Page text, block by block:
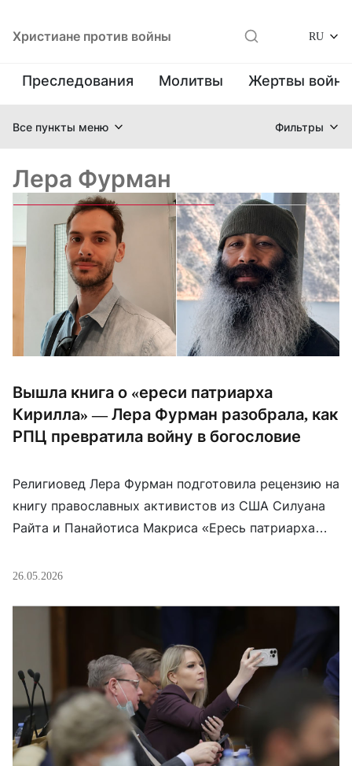
Христиане против войны RU
Преследования Молитвы Жертвы
Все пункты меню Фильтры
Лера Фурман
Вышла книга о «ереси патриарха
Кирилла» — Лера Фурман разобрала, как
РПЦ превратила войну в богословие
Религиовед Лера Фурман подготовила рецензию на
книгу православных активистов из США Силуана
Райта и Панайотиса Макриса «Ересь патриарха
РПЦ и сравнили их с Библией, канонами и
отдельное религиозно-политическое учение. В
центре критики — «Русский мир», сакрализация
[…]
26.05.2026